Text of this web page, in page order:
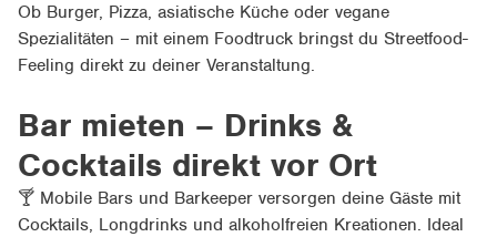
Ob Burger, Pizza, asiatische Küche oder vegane
Spezialitäten – mit einem Foodtruck bringst du Streetfood-
Feeling direkt zu deiner Veranstaltung.
Bar mieten – Drinks &
Cocktails direkt vor Ort
🍸 Mobile Bars und Barkeeper versorgen deine Gäste mit
Cocktails, Longdrinks und alkoholfreien Kreationen. Ideal